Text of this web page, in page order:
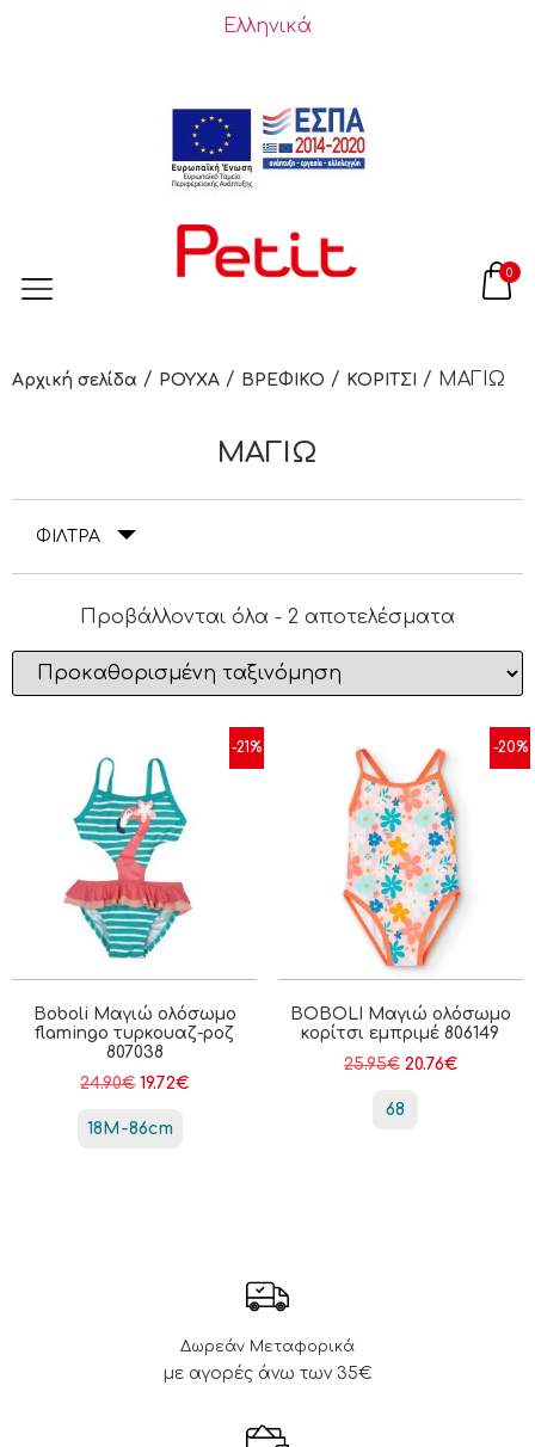
Ελληνικά
0
Αρχική σελίδα / ΡΟΥΧΑ / ΒΡΕΦΙΚΟ / ΚΟΡΙΤΣΙ / ΜΑΓΙΩ
ΜΑΓΙΩ
ΦΙΛΤΡΑ
Προβάλλονται όλα - 2 αποτελέσματα
-21%
Boboli Μαγιώ ολόσωμο
flamingo τυρκουαζ-ροζ
807038
24.90€ 19.72€
18M-86cm
-20%
BOBOLI Μαγιώ ολόσωμο
κορίτσι εμπριμέ 806149
25.95€ 20.76€
68
Δωρεάν Μεταφορικά
με αγορές άνω των 35€